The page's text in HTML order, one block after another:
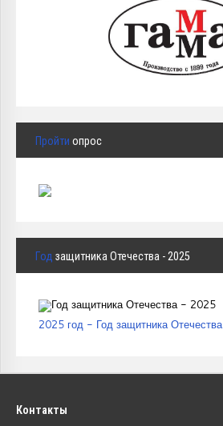
Пройти опрос
Год защитника Отечества - 2025
2025 год - Год защитника Отечества
Контакты